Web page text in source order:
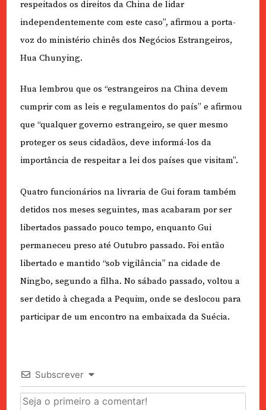
respeitados os direitos da China de lidar
independentemente com este caso”, afirmou a porta-
voz do ministério chinês dos Negócios Estrangeiros,
Hua Chunying.
Hua lembrou que os “estrangeiros na China devem
cumprir com as leis e regulamentos do país” e afirmou
que “qualquer governo estrangeiro, se quer mesmo
proteger os seus cidadãos, deve informá-los da
importância de respeitar a lei dos países que visitam”.
Quatro funcionários na livraria de Gui foram também
detidos nos meses seguintes, mas acabaram por ser
libertados passado pouco tempo, enquanto Gui
permaneceu preso até Outubro passado. Foi então
libertado e mantido “sob vigilância” na cidade de
Ningbo, segundo a filha. No sábado passado, voltou a
ser detido à chegada a Pequim, onde se deslocou para
participar de um encontro na embaixada da Suécia.
Subscrever